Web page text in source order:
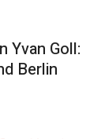
Yvan Goll:
Berlin